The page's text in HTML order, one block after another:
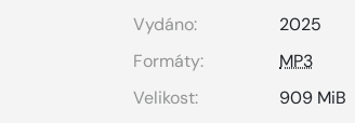
Vydáno:
2025
Formáty:
MP3
Velikost:
909 MiB